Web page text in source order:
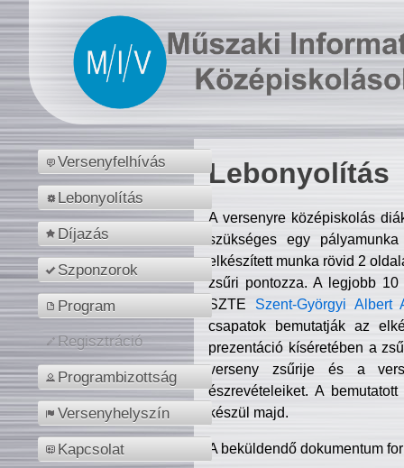
Versenyfelhívás
Lebonyolítás
Díjazás
Szponzorok
Program
Regisztráció
Programbizottság
Versenyhelyszín
Kapcsolat
Lebonyolítás
A versenyre középiskolás
szükséges egy
elkészített munka rövid 2
zsűri pontozza. A legjobb
SZTE Szent-Györgyi Albert
csapatok bemutatják az
prezentáció kíséretében a
verseny zsűrije és a
észrevételeiket. A
készül majd.
A beküldendő dokumentum